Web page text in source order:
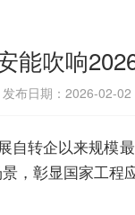
能吹响
发布日期：2026-02-
自转企以来规模
，彰显国家工程